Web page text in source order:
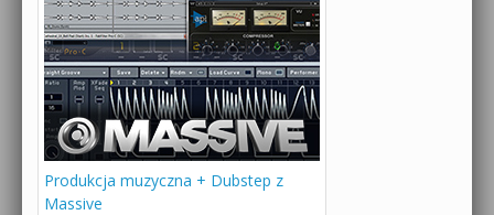
Produkcja muzyczna + Dubstep z
Massive